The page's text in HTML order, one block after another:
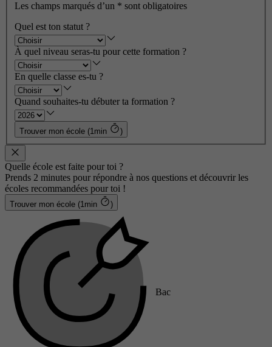
Les champs marqués d’un * sont obligatoires
Quel est ton statut ?
À quel niveau seras-tu pour cette formation ?
En quelle classe es-tu ?
Quand souhaites-tu débuter ta formation ?
Trouver mon école (1min )
Quelle école est faite pour toi ?
Prends 2 minutes pour répondre à nos questions et découvrir les
écoles recommandées pour toi !
Trouver mon école (1min )
Bac